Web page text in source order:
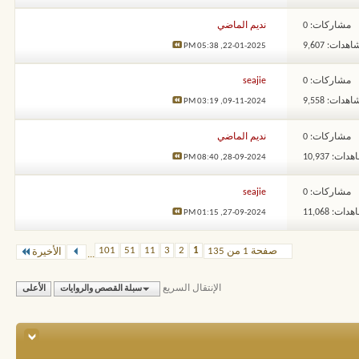
مشاركات: 0
9,607
نديم الماضي
22-01-2025,
05:38 PM
مشاركات: 0
9,558
seajie
09-11-2024,
03:19 PM
مشاركات: 0
10,937
نديم الماضي
28-09-2024,
08:40 PM
مشاركات: 0
11,068
seajie
27-09-2024,
01:15 PM
صفحة 1 من 135 1
2
3
11
51
101
... الأخيرة
الإنتقال السريع سبلة القصص والروايات الأعلى